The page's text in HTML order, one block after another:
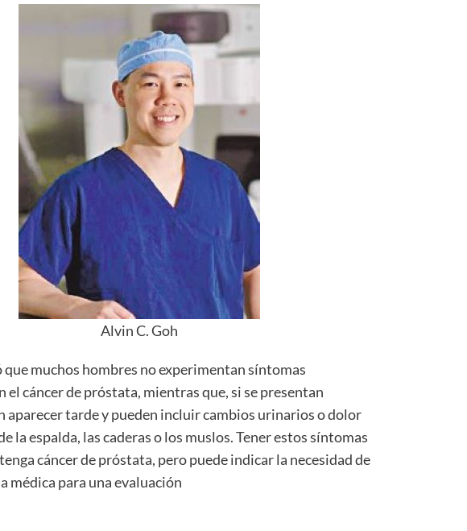
Alvin C. Goh
que muchos hombres no experimentan síntomas
el cáncer de próstata, mientras que, si se presentan
aparecer tarde y pueden incluir cambios urinarios o dolor
la espalda, las caderas o los muslos. Tener estos síntomas
cáncer de próstata, pero puede indicar la necesidad de
médica para una evaluación